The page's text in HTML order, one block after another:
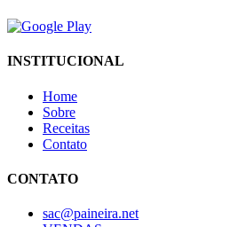
INSTITUCIONAL
Home
Sobre
Receitas
Contato
CONTATO
sac@paineira.net